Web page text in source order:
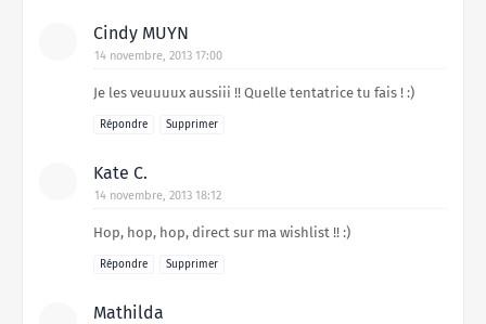
Cindy MUYN
14 novembre, 2013 17:00
Je les veuuuux aussiii !! Quelle tentatrice tu fais ! :)
Répondre Supprimer
Kate C.
14 novembre, 2013 18:12
Hop, hop, hop, direct sur ma wishlist !! :)
Répondre Supprimer
Mathilda